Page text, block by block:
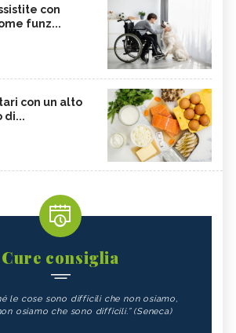
con
funz...
con un alto
di...
Cure consiglia
le cose sono difficili che non osiamo,
osiamo che sono difficili.” (Seneca)